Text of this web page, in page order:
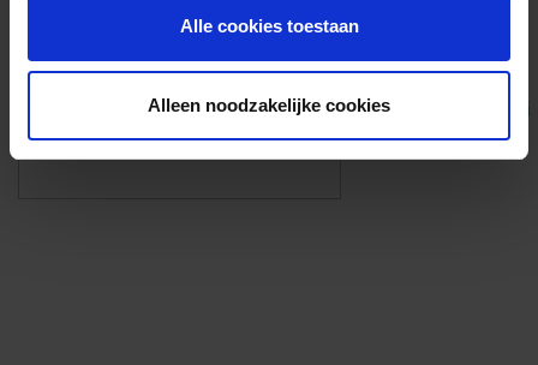
Alle cookies toestaan
Alleen noodzakelijke cookies Eigen foto’s